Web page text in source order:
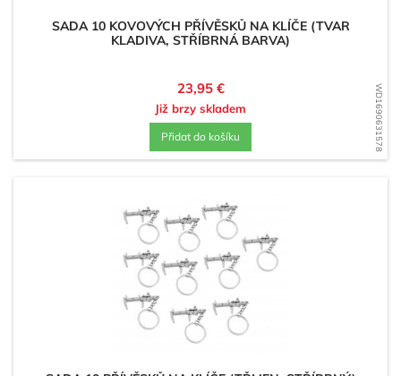
WD1690631578
SADA 10 KOVOVÝCH PŘÍVĚSKŮ NA KLÍČE (TVAR
KLADIVA, STŘÍBRNÁ BARVA)
Cena
23,95 €
Již brzy skladem
Přidat do košíku